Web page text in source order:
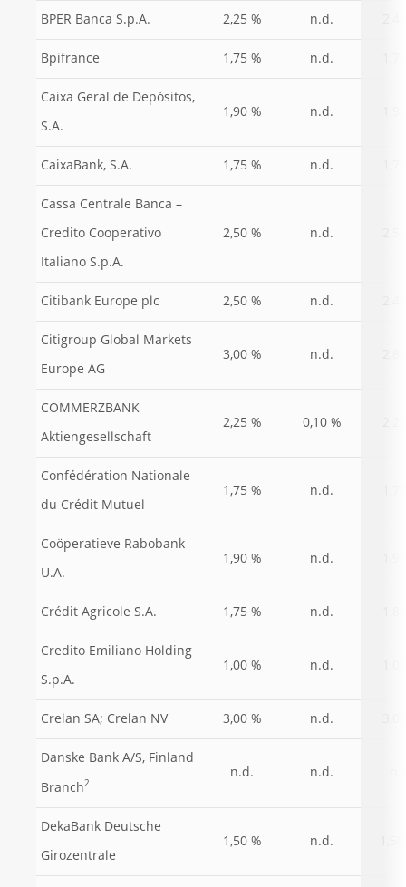
BPER Banca S.p.A. 2,25 % n.d.
Bpifrance 1,75 % n.d.
Caixa Geral de Depósitos,
S.A.
1,90 % n.d.
CaixaBank, S.A. 1,75 % n.d.
Cassa Centrale Banca –
Credito Cooperativo
Italiano S.p.A.
2,50 % n.d.
Citibank Europe plc 2,50 % n.d.
Citigroup Global Markets
Europe AG
3,00 % n.d.
COMMERZBANK
Aktiengesellschaft
2,25 % 0,10 %
Confédération Nationale
du Crédit Mutuel
1,75 % n.d.
Coöperatieve Rabobank
U.A.
1,90 % n.d.
Crédit Agricole S.A. 1,75 % n.d.
Credito Emiliano Holding
S.p.A.
1,00 % n.d.
Crelan SA; Crelan NV 3,00 % n.d.
Danske Bank A/S, Finland
Branch2
n.d. n.d.
DekaBank Deutsche
Girozentrale
1,50 % n.d.